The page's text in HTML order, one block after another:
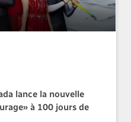
lance la nouvelle
à 100 jours de